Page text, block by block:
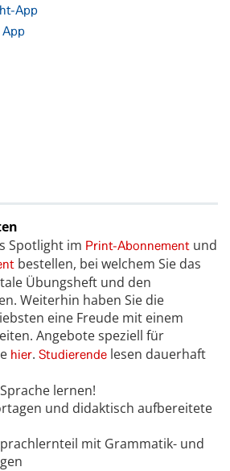
App
Spotlight im Print-Abonnement und
bestellen, bei welchem Sie das
Übungsheft und den
Weiterhin haben Sie die
eine Freude mit einem
Angebote speziell für
hier. Studierende lesen dauerhaft
lernen!
und didaktisch aufbereitete
mit Grammatik- und